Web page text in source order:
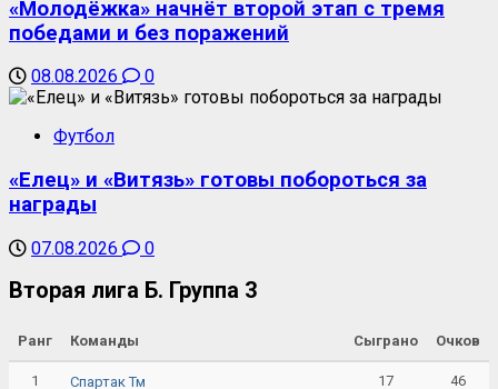
«Молодёжка» начнёт второй этап с тремя
победами и без поражений
08.08.2026 0
Футбол
«Елец» и «Витязь» готовы побороться за
награды
07.08.2026 0
Вторая лига Б. Группа 3
Ранг Команды Сыграно Очков
1 Спартак Тм 17 46